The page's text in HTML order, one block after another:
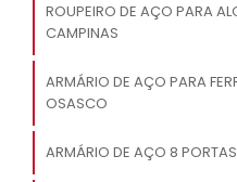
ROUPEIRO DE AÇO PARA
CAMPINAS
ARMÁRIO DE AÇO PARA
OSASCO
ARMÁRIO DE AÇO 8